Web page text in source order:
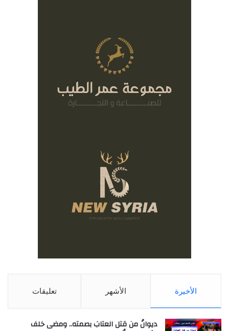
الأخيرة الأشهر تعليقات
ديوانُ من قتل العتابَ بصمته.. ومضى خلف